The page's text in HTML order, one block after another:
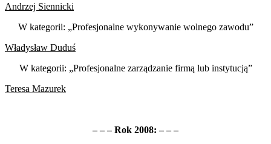
Andrzej Siennicki
W kategorii: „Profesjonalne wykonywanie wolnego zawodu”
Władysław Duduś
W kategorii: „Profesjonalne zarządzanie firmą lub instytucją”
Teresa Mazurek
– – – Rok 2008: – – –